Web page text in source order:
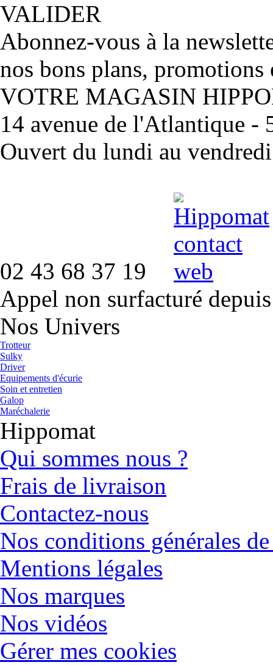
VALIDER
Abonnez-vous à la
nos bons plans, promotions
VOTRE MAGASIN
14 avenue de l'Atlantique -
Ouvert du lundi au
02 43 68 37 19
Appel non surfacturé
Nos Univers
Trotteur
Sulky
Driver
Equipements d'écurie
Soin et entretien
Galop
Maréchalerie
Hippomat
Qui sommes nous ?
Frais de livraison
Contactez-nous
Nos conditions générales
Mentions légales
Nos marques
Nos vidéos
Gérer mes cookies